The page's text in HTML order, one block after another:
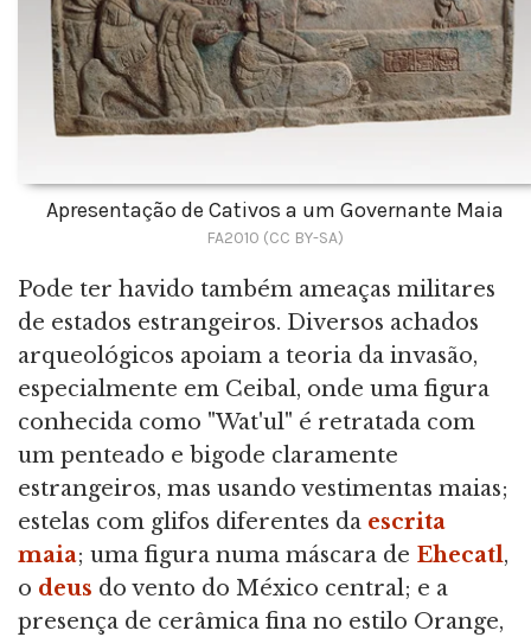
Apresentação de Cativos a um Governante Maia
FA2010 (CC BY-SA)
Pode ter havido também ameaças militares
de estados estrangeiros. Diversos achados
arqueológicos apoiam a teoria da invasão,
especialmente em Ceibal, onde uma figura
conhecida como "Wat'ul" é retratada com
um penteado e bigode claramente
estrangeiros, mas usando vestimentas maias;
estelas com glifos diferentes da escrita
maia; uma figura numa máscara de Ehecatl,
o deus do vento do México central; e a
presença de cerâmica fina no estilo Orange,